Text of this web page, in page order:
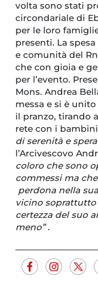
volta sono stati
circondariale di
per le loro
presenti. La
e comunità del
che con gioia e
per l’evento.
Mons. Andrea
messa e si è
il pranzo, tirando
rete con i
di serenità e
l’Arcivescovo
coloro che sono
commessi ma
perdona nella
vicino soprattutto
certezza del suo
meno”.